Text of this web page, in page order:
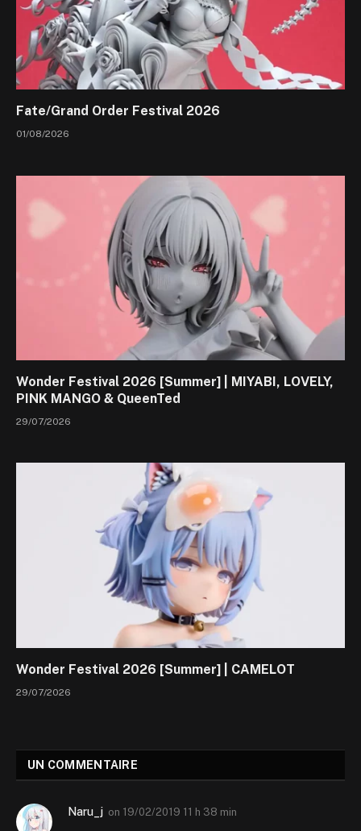
Fate/Grand Order Festival 2026
01/08/2026
Wonder Festival 2026 [Summer] | MIYABI, LOVELY,
PINK MANGO & QueenTed
29/07/2026
Wonder Festival 2026 [Summer] | CAMELOT
29/07/2026
UN COMMENTAIRE
Naru_j on 19/02/2019 11 h 38 min